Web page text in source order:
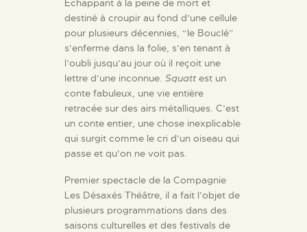
Echappant à la peine de mort et
destiné à croupir au fond d’une cellule
pour plusieurs décennies, “le Bouclé”
s’enferme dans la folie, s’en tenant à
l’oubli jusqu’au jour où il reçoit une
lettre d’une inconnue. Squatt est un
conte fabuleux, une vie entière
retracée sur des airs métalliques. C’est
un conte entier, une chose inexplicable
qui surgit comme le cri d’un oiseau qui
passe et qu’on ne voit pas.
Premier spectacle de la Compagnie
Les Désaxés Théâtre, il a fait l’objet de
plusieurs programmations dans des
saisons culturelles et des festivals de